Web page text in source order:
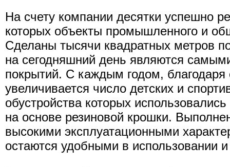
На счету компании десятки успешно
которых объекты промышленного и
Сделаны тысячи квадратных метров
на сегодняшний день являются
покрытий. С каждым годом,
увеличивается число детских и
обустройства которых
на основе резиновой крошки.
высокими эксплуатационными
остаются удобными в использовании